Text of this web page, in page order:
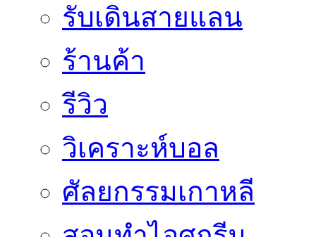
รับเดินสายแลน
ร้านค้า
รีวิว
วิเคราะห์บอล
ศัลยกรรมเกาหลี